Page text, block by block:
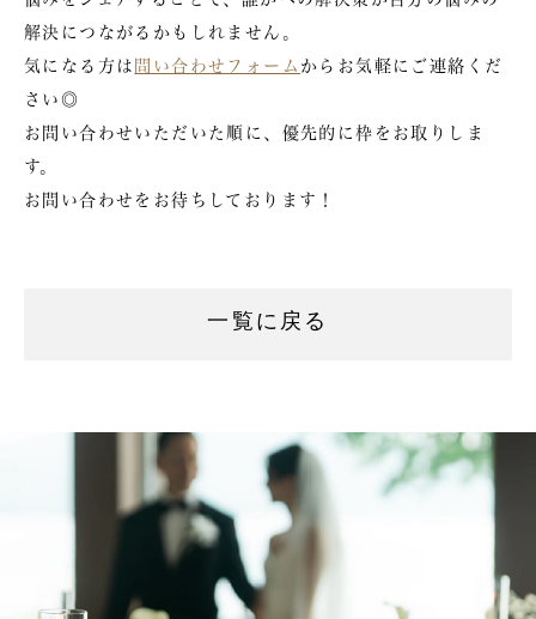
解決につながるかもしれません。
気になる方は問い合わせフォーム からお気軽にご連絡くだ
さい◎
お問い合わせいただいた順に、優先的に枠をお取りしま
す。
お問い合わせをお待ちしております！
一覧に戻る